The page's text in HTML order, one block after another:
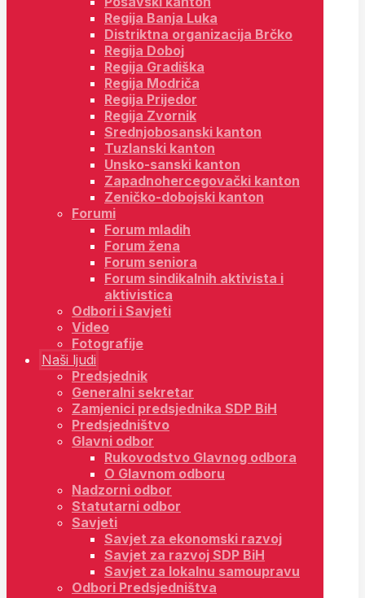
Regija Banja Luka
Distriktna organizacija Brčko
Regija Doboj
Regija Gradiška
Regija Modriča
Regija Prijedor
Regija Zvornik
Srednjobosanski kanton
Tuzlanski kanton
Unsko-sanski kanton
Zapadnohercegovački kanton
Zeničko-dobojski kanton
Forumi
Forum mladih
Forum žena
Forum seniora
Forum sindikalnih aktivista i
aktivistica
Odbori i Savjeti
Video
Fotografije
Naši ljudi
Predsjednik
Generalni sekretar
Zamjenici predsjednika SDP BiH
Predsjedništvo
Glavni odbor
Rukovodstvo Glavnog odbora
O Glavnom odboru
Nadzorni odbor
Statutarni odbor
Savjeti
Savjet za ekonomski razvoj
Savjet za razvoj SDP BiH
Savjet za lokalnu samoupravu
Odbori Predsjedništva